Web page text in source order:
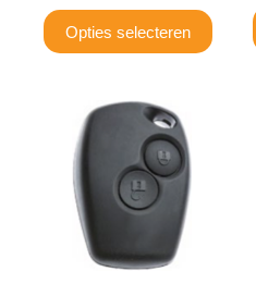
Opties selecteren
Dit
product
heeft
worden
productpagina